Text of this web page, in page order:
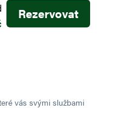
Rezervovat
vás svými službami